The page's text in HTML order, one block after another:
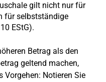
gilt nicht nur für
für selbstständige
EStG).
Betrag als den
geltend machen,
Notieren Sie